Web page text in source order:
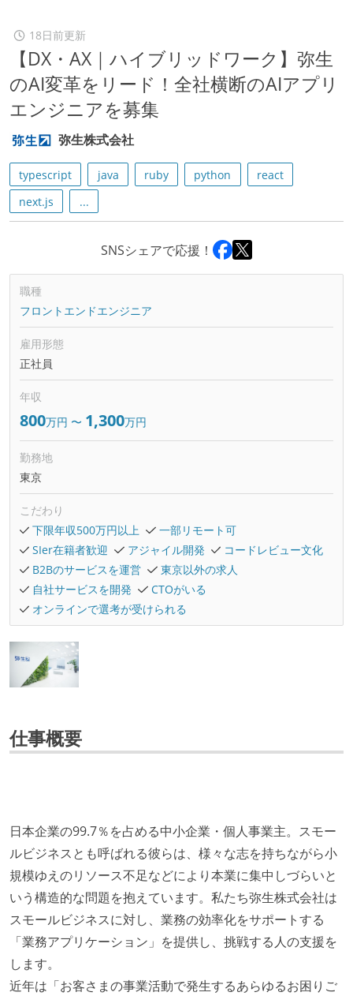
18日前更新
【DX・AX｜ハイブリッドワーク】弥生
のAI変革をリード！全社横断のAIアプリ
エンジニアを募集
弥生株式会社
typescript java ruby python
react
next.js
...
SNSシェアで応援！
職種
フロントエンドエンジニア
雇用形態
正社員
年収
800万円 〜 1,300万円
勤務地
東京
こだわり
下限年収500万円以上
一部リモート可
SIer在籍者歓迎
アジャイル開発
コードレビュー文化
B2Bのサービスを運営
東京以外の求人
自社サービスを開発
CTOがいる
オンラインで選考が受けられる
仕事概要
日本企業の99.7％を占める中小企業・個人事業主。スモー
ルビジネスとも呼ばれる彼らは、様々な志を持ちながら小
規模ゆえのリソース不足などにより本業に集中しづらいと
いう構造的な問題を抱えています。私たち弥生株式会社は
スモールビジネスに対し、業務の効率化をサポートする
「業務アプリケーション」を提供し、挑戦する人の支援を
します。
近年は「お客さまの事業活動で発生するあらゆるお困りご